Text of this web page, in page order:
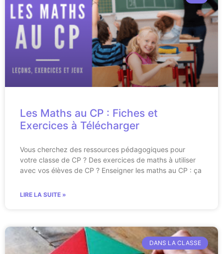
Les Maths au CP : Fiches et
Exercices à Télécharger
Vous cherchez des ressources pédagogiques pour
votre classe de CP ? Des exercices de maths à utiliser
avec vos élèves de CP ? Enseigner les maths au CP : ça
LIRE LA SUITE »
DANS LA CLASSE